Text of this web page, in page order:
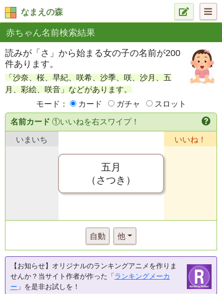
なまえの森
赤ちゃん名前検索結果
読みが「さ」から始まる女の子の名前が200
件あります。
「沙奈、桜、早紀、咲希、沙季、咲、沙月、五
月、彩絵、咲音」などがあります。
モード：
カード ガチャ スロット
名前カード ①いいねを右スワイプ！
いまいち
五月
（さつき）
いいね！
自動 他
【お知らせ】オリジナルのランキングアニメを作りま
せんか？当サイト作者が作った「ランキングメーカ
ー 」を是非お試しを！